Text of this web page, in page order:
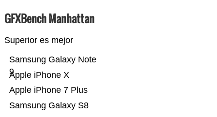
GFXBench Manhattan
Superior es mejor
Samsung Galaxy S8
Apple iPhone 7 Plus
Apple iPhone X
Samsung Galaxy Note
9